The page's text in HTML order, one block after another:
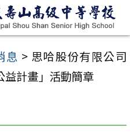
息 > 思哈股份有限公司
益計畫」活動簡章